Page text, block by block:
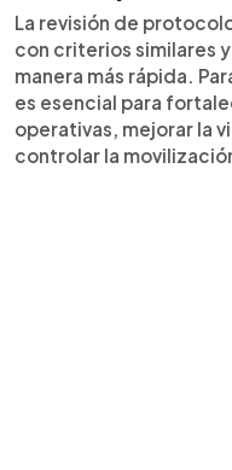
La revisión de
con criterios similares
manera más rápida.
es esencial para
operativas, mejorar la
controlar la